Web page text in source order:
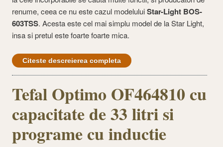
renume, ceea ce nu este cazul modeluluiStar-Light BOS-
603TSS. Acesta este cel mai simplu model de la Star Light,
insa si pretul este foarte foarte mica.
Citeste descreierea completa
Tefal Optimo OF464810 cu
capacitate de 33 litri si
programe cu inductie